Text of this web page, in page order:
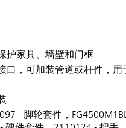
护家具、墙壁和门框
口，可加装管道或杆件，
- 脚轮套件，